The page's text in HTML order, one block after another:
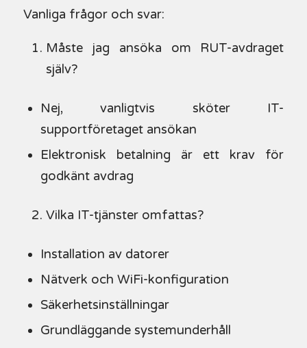
Vanliga frågor och svar:
Måste jag ansöka om RUT-avdraget
själv?
Nej, vanligtvis sköter IT-
supportföretaget ansökan
Elektronisk betalning är ett krav för
godkänt avdrag
Vilka IT-tjänster omfattas?
Installation av datorer
Nätverk och WiFi-konfiguration
Säkerhetsinställningar
Grundläggande systemunderhåll